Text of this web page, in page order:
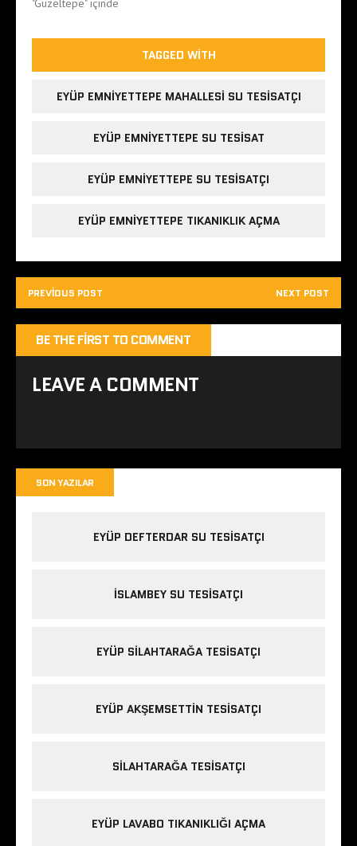
"Güzeltepe" içinde
TAGGED WITH
EYÜP EMNIYETTEPE MAHALLESI SU TESISATÇI
EYÜP EMNIYETTEPE SU TESISAT
EYÜP EMNIYETTEPE SU TESISATÇI
EYÜP EMNIYETTEPE TIKANIKLIK AÇMA
PREVIOUS POST NEXT POST
BE THE FIRST TO COMMENT
LEAVE A COMMENT
SON YAZILAR
EYÜP DEFTERDAR SU TESISATÇI
İSLAMBEY SU TESISATÇI
EYÜP SILAHTARAĞA TESISATÇI
EYÜP AKŞEMSETTIN TESISATÇI
SILAHTARAĞA TESISATÇI
EYÜP LAVABO TIKANIKLIĞI AÇMA